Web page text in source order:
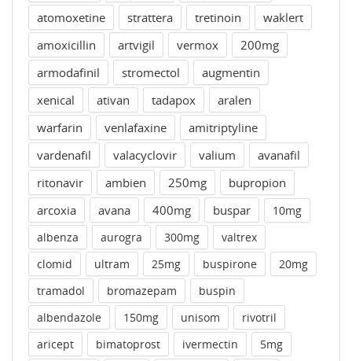
atomoxetine
strattera tretinoin
waklert
amoxicillin
artvigil vermox
200mg
armodafinil
stromectol
augmentin
xenical
ativan tadapox
aralen
warfarin
venlafaxine
amitriptyline
vardenafil
valacyclovir valium
avanafil
ritonavir
ambien 250mg
bupropion
arcoxia
avana 400mg buspar
10mg
albenza
aurogra 300mg
valtrex
clomid
ultram 25mg buspirone
20mg
tramadol
bromazepam
buspin
albendazole
150mg unisom
rivotril
aricept
bimatoprost ivermectin
5mg